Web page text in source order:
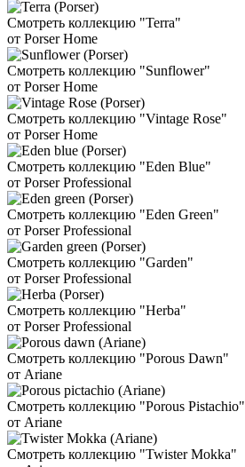
Смотреть коллекцию "Terra"
от Porser Home
Смотреть коллекцию "Sunflower"
от Porser Home
Смотреть коллекцию "Vintage Rose"
от Porser Home
Смотреть коллекцию "Eden Blue"
от Porser Professional
Смотреть коллекцию "Eden Green"
от Porser Professional
Смотреть коллекцию "Garden"
от Porser Professional
Смотреть коллекцию "Herba"
от Porser Professional
Смотреть коллекцию "Porous Dawn"
от Ariane
Смотреть коллекцию "Porous Pistachio"
от Ariane
Смотреть коллекцию "Twister Mokka"